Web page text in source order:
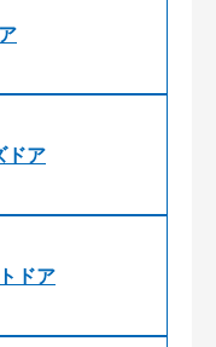
ドア
ドア